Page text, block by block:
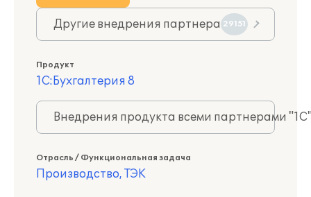
Другие внедрения партнера 29151
Продукт
1С:Бухгалтерия 8
Внедрения продукта всеми партнерами
Отрасль / Функциональная задача
Производство, ТЭК